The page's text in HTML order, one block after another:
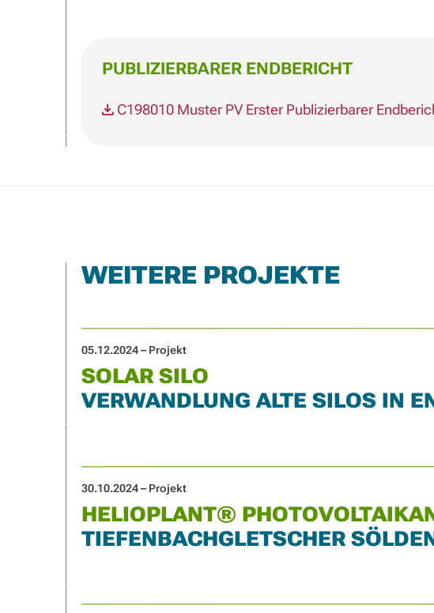
PUBLIZIERBARER ENDBERICHT
C198010 Muster PV Erster Publizierbarer
WEITERE PROJEKTE
05.12.2024 – Projekt
SOLAR SILO
VERWANDLUNG ALTE SILOS IN
30.10.2024 – Projekt
HELIOPLANT®
TIEFENBACHGLETSCHER